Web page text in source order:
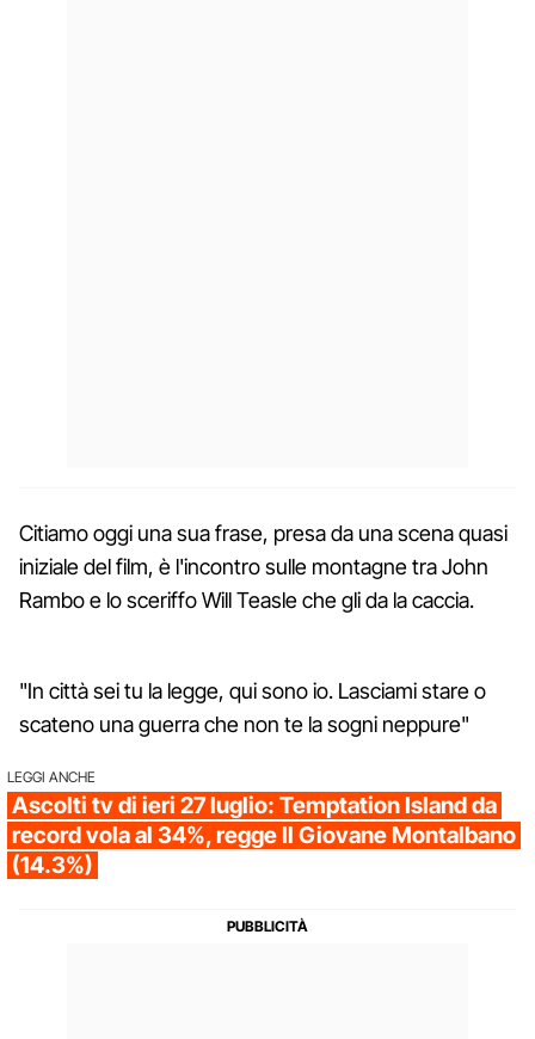
Citiamo oggi una sua frase, presa da una scena quasi
iniziale del film, è l'incontro sulle montagne tra John
Rambo e lo sceriffo Will Teasle che gli da la caccia.
"In città sei tu la legge, qui sono io. Lasciami stare o
scateno una guerra che non te la sogni neppure"
LEGGI ANCHE
Ascolti tv di ieri 27 luglio: Temptation Island da
record vola al 34%, regge Il Giovane Montalbano
(14.3%)